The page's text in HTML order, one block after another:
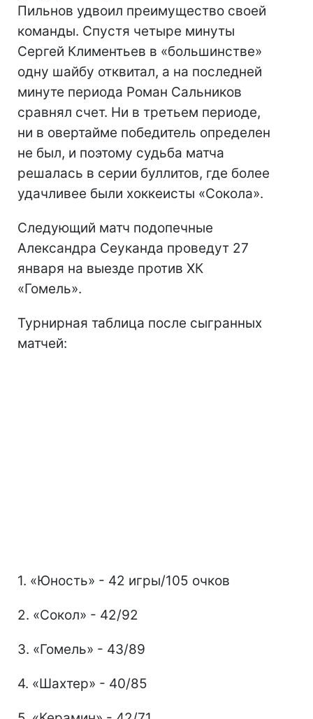
Пильнов удвоил преимущество своей
команды. Спустя четыре минуты
Сергей Климентьев в «большинстве»
одну шайбу отквитал, а на последней
минуте периода Роман Сальников
сравнял счет. Ни в третьем периоде,
ни в овертайме победитель определен
не был, и поэтому судьба матча
решалась в серии буллитов, где более
удачливее были хоккеисты «Сокола».
Следующий матч подопечные
Александра Сеуканда проведут 27
января на выезде против ХК
«Гомель».
Турнирная таблица после сыгранных
матчей:
1. «Юность» - 42 игры/105 очков
2. «Сокол» - 42/92
3. «Гомель» - 43/89
4. «Шахтер» - 40/85